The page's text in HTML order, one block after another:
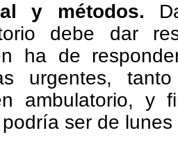
y métodos.
debe dar
ha de
urgentes,
ambulatorio, y
ser de